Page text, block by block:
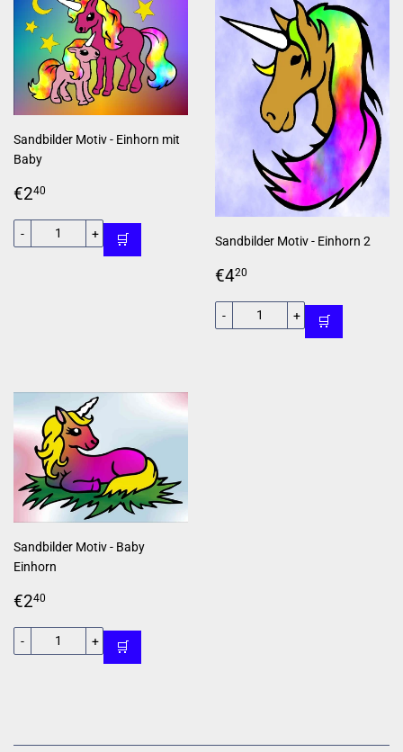
Sandbilder Motiv - Einhorn mit
Baby
Normaler
€240
+
- 🛒 Sandbilder Motiv - Einhorn 2
Normaler
€420
+
- 🛒
Sandbilder Motiv - Baby
Einhorn
Normaler
€240
+
- 🛒